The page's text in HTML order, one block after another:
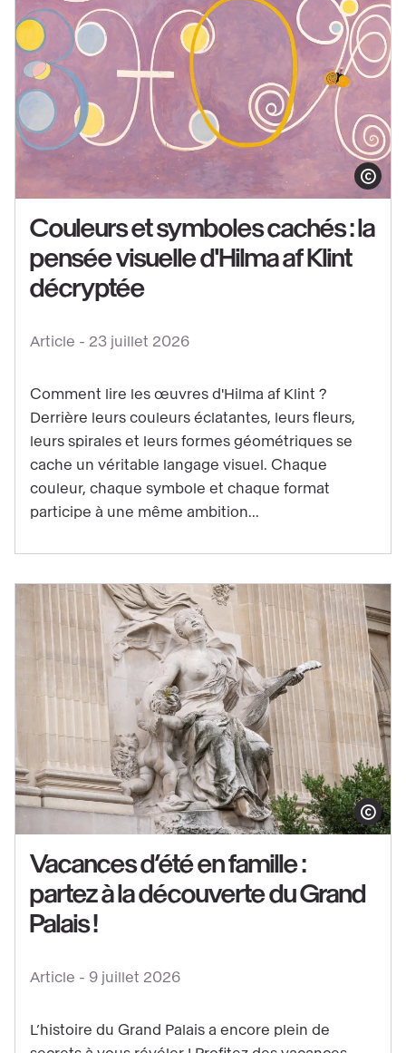
Voir
contenu
Couleurs
symboles
d'Hilma
af
Klint
Afficher le
Couleurs et symboles cachés : la
pensée visuelle d'Hilma af Klint
décryptée
Article - 23 juillet 2026
Comment lire les œuvres d'Hilma af Klint ?
Derrière leurs couleurs éclatantes, leurs fleurs,
leurs spirales et leurs formes géométriques se
cache un véritable langage visuel. Chaque
couleur, chaque symbole et chaque format
participe à une même ambition...
Voir
Afficher le
Vacances d’été en famille :
partez à la découverte du Grand
Palais !
Article - 9 juillet 2026
L’histoire du Grand Palais a encore plein de